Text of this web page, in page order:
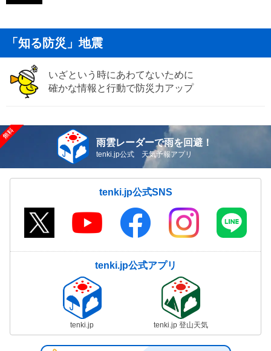
「知る防災」地震
いざという時にあわてないために
確かな情報と行動で防災力アップ
雨雲レーダーで雨を回避！
tenki.jp公式 天気予報アプリ
tenki.jp公式SNS
tenki.jp公式アプリ
tenki.jp tenki.jp 登山天気